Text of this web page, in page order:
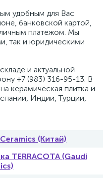
удобным для Вас
банковской картой,
платежом. Мы
так и юридическими
и актуальной
+7 (983) 316-95-13. В
керамическая плитка и
Индии, Турции,
(Китай)
TERRACOTA (Gaudi